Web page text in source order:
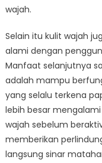
wajah.
Selain itu kulit wajah
alami dengan
Manfaat selanjutnya
adalah mampu
yang selalu terkena
lebih besar
wajah sebelum
memberikan
langsung sinar